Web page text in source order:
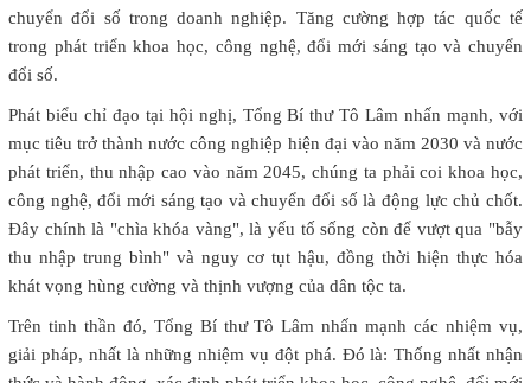
chuyển đổi số trong doanh nghiệp. Tăng cường hợp tác quốc tế
trong phát triển khoa học, công nghệ, đổi mới sáng tạo và chuyển
đổi số.
Phát biểu chỉ đạo tại hội nghị, Tổng Bí thư Tô Lâm nhấn mạnh, với
mục tiêu trở thành nước công nghiệp hiện đại vào năm 2030 và nước
phát triển, thu nhập cao vào năm 2045, chúng ta phải coi khoa học,
công nghệ, đổi mới sáng tạo và chuyển đổi số là động lực chủ chốt.
Đây chính là "chìa khóa vàng", là yếu tố sống còn để vượt qua "bẫy
thu nhập trung bình" và nguy cơ tụt hậu, đồng thời hiện thực hóa
khát vọng hùng cường và thịnh vượng của dân tộc ta.
Trên tinh thần đó, Tổng Bí thư Tô Lâm nhấn mạnh các nhiệm vụ,
giải pháp, nhất là những nhiệm vụ đột phá. Đó là: Thống nhất nhận